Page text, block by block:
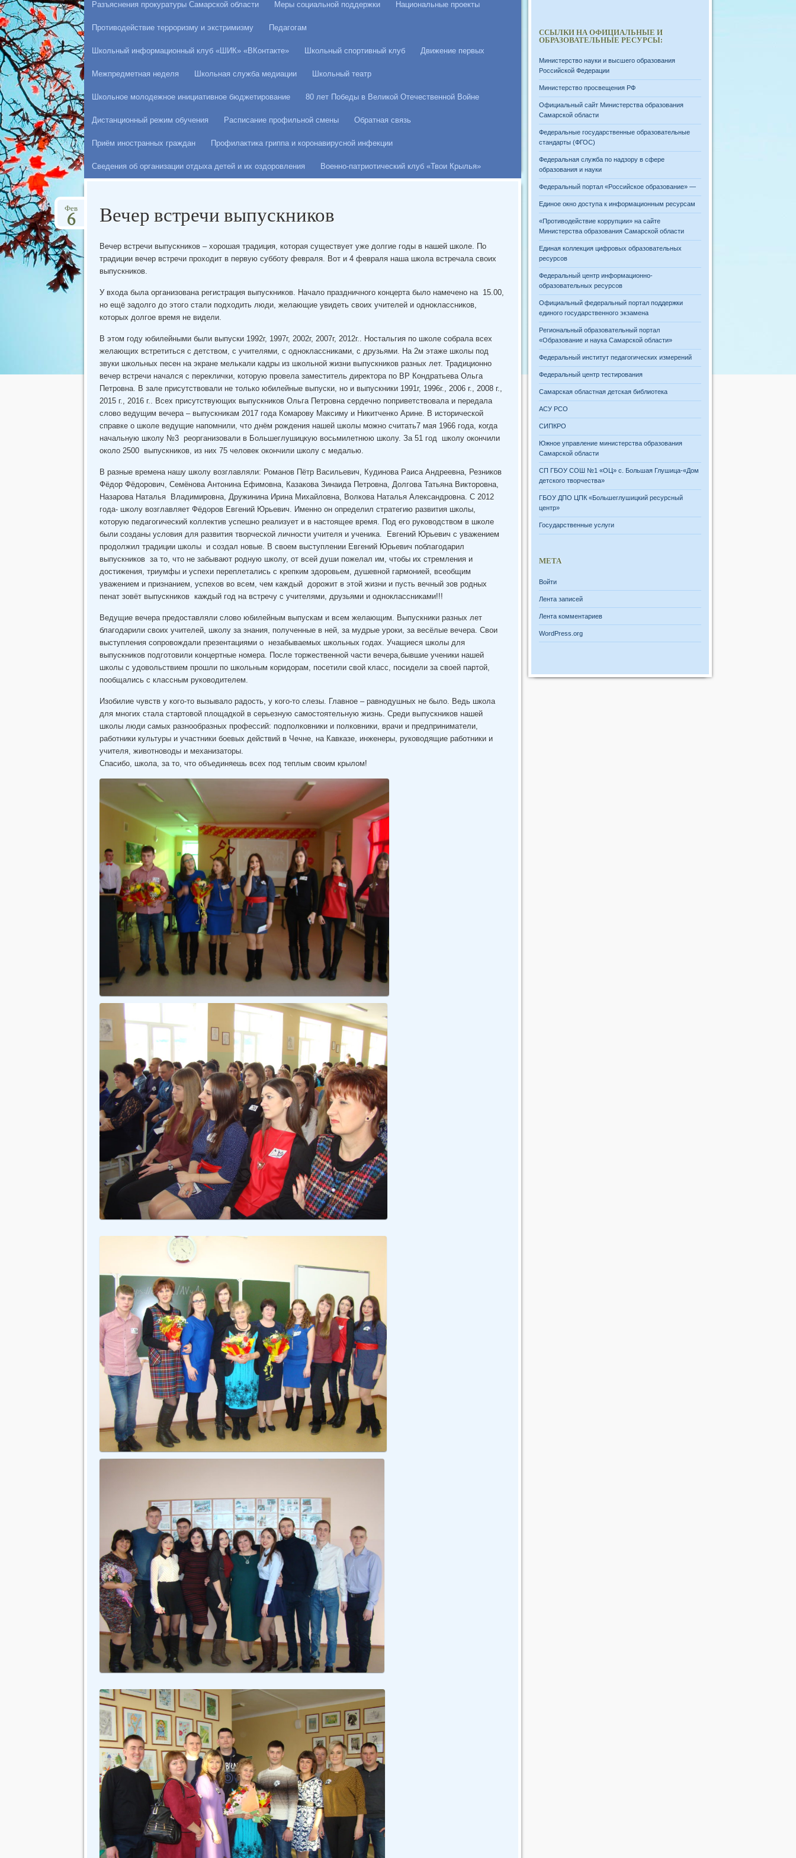
Разъяснения прокуратуры Самарской области Меры социальной поддержки Национальные проекты
Противодействие терроризму и экстримизму Педагогам
Школьный информационный клуб «ШИК» «ВКонтакте» Школьный спортивный клуб Движение первых
Межпредметная неделя Школьная служба медиации Школьный театр
Школьное молодежное инициативное бюджетирование 80 лет Победы в Великой Отечественной Войне
Дистанционный режим обучения Расписание профильной смены Обратная связь
Приём иностранных граждан Профилактика гриппа и коронавирусной инфекции
Сведения об организации отдыха детей и их оздоровления Военно-патриотический клуб «Твои Крылья»
Вечер встречи выпускников
Фев
6
Вечер встречи выпускников – хорошая традиция, которая существует уже долгие годы в нашей школе. По
традиции вечер встречи проходит в первую субботу февраля. Вот и 4 февраля наша школа встречала своих
выпускников.
У входа была организована регистрация выпускников. Начало праздничного концерта было намечено на 15.00,
но ещё задолго до этого стали подходить люди, желающие увидеть своих учителей и одноклассников,
которых долгое время не видели.
В этом году юбилейными были выпуски 1992г, 1997г, 2002г, 2007г, 2012г.. Ностальгия по школе собрала всех
желающих встретиться с детством, с учителями, с одноклассниками, с друзьями. На 2м этаже школы под
звуки школьных песен на экране мелькали кадры из школьной жизни выпускников разных лет. Традиционно
вечер встречи начался с переклички, которую провела заместитель директора по ВР Кондратьева Ольга
Петровна. В зале присутствовали не только юбилейные выпуски, но и выпускники 1991г, 1996г., 2006 г., 2008 г.,
2015 г., 2016 г.. Всех присутствующих выпускников Ольга Петровна сердечно поприветствовала и передала
слово ведущим вечера – выпускникам 2017 года Комарову Максиму и Никитченко Арине. В исторической
справке о школе ведущие напомнили, что днём рождения нашей школы можно считать7 мая 1966 года, когда
начальную школу №3 реорганизовали в Большеглушицкую восьмилетнюю школу. За 51 год школу окончили
около 2500 выпускников, из них 75 человек окончили школу с медалью.
В разные времена нашу школу возглавляли: Романов Пётр Васильевич, Кудинова Раиса Андреевна, Резников
Фёдор Фёдорович, Семёнова Антонина Ефимовна, Казакова Зинаида Петровна, Долгова Татьяна Викторовна,
Назарова Наталья Владимировна, Дружинина Ирина Михайловна, Волкова Наталья Александровна. С 2012
года- школу возглавляет Фёдоров Евгений Юрьевич. Именно он определил стратегию развития школы,
которую педагогический коллектив успешно реализует и в настоящее время. Под его руководством в школе
были созданы условия для развития творческой личности учителя и ученика. Евгений Юрьевич с уважением
продолжил традиции школы и создал новые. В своем выступлении Евгений Юрьевич поблагодарил
выпускников за то, что не забывают родную школу, от всей души пожелал им, чтобы их стремления и
достижения, триумфы и успехи переплетались с крепким здоровьем, душевной гармонией, всеобщим
уважением и признанием, успехов во всем, чем каждый дорожит в этой жизни и пусть вечный зов родных
пенат зовёт выпускников каждый год на встречу с учителями, друзьями и одноклассниками!!!
Ведущие вечера предоставляли слово юбилейным выпускам и всем желающим. Выпускники разных лет
благодарили своих учителей, школу за знания, полученные в ней, за мудрые уроки, за весёлые вечера. Свои
выступления сопровождали презентациями о незабываемых школьных годах. Учащиеся школы для
выпускников подготовили концертные номера. После торжественной части вечера,бывшие ученики нашей
школы с удовольствием прошли по школьным коридорам, посетили свой класс, посидели за своей партой,
пообщались с классным руководителем.
Изобилие чувств у кого-то вызывало радость, у кого-то слезы. Главное – равнодушных не было. Ведь школа
для многих стала стартовой площадкой в серьезную самостоятельную жизнь. Среди выпускников нашей
школы люди самых разнообразных профессий: подполковники и полковники, врачи и предприниматели,
работники культуры и участники боевых действий в Чечне, на Кавказе, инженеры, руководящие работники и
учителя, животноводы и механизаторы.
Спасибо, школа, за то, что объединяешь всех под теплым своим крылом!
ССЫЛКИ НА ОФИЦИАЛЬНЫЕ И
ОБРАЗОВАТЕЛЬНЫЕ РЕСУРСЫ:
Министерство науки и высшего образования
Российской Федерации
Министерство просвещения РФ
Официальный сайт Министерства образования
Самарской области
Федеральные государственные образовательные
стандарты (ФГОС)
Федеральная служба по надзору в сфере
образования и науки
Федеральный портал «Российское образование» —
Единое окно доступа к информационным ресурсам
«Противодействие коррупции» на сайте
Министерства образования Самарской области
Единая коллекция цифровых образовательных
ресурсов
Федеральный центр информационно-
образовательных ресурсов
Официальный федеральный портал поддержки
единого государственного экзамена
Региональный образовательный портал
«Образование и наука Самарской области»
Федеральный институт педагогических измерений
Федеральный центр тестирования
Самарская областная детская библиотека
АСУ РСО
СИПКРО
Южное управление министерства образования
Самарской области
СП ГБОУ СОШ №1 «ОЦ» с. Большая Глушица-«Дом
детского творчества»
ГБОУ ДПО ЦПК «Большеглушицкий ресурсный
центр»
Государственные услуги
МЕТА
Войти
Лента записей
Лента комментариев
WordPress.org